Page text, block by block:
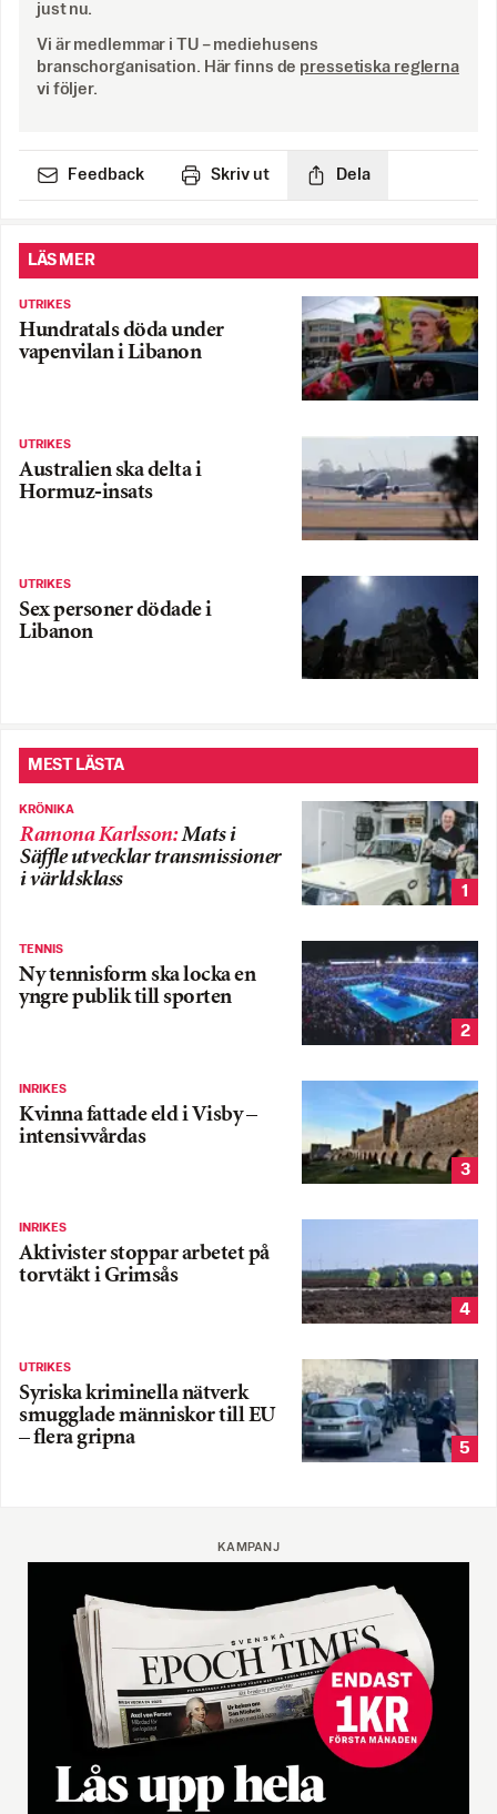
just nu.
Vi är medlemmar i TU – mediehusens
branschorganisation. Här finns de pressetiska reglerna
vi följer.
Feedback Skriv ut Dela
LÄS MER
UTRIKES
Hundratals döda under
vapenvilan i Libanon
UTRIKES
Australien ska delta i
Hormuz-insats
UTRIKES
Sex personer dödade i
Libanon
MEST LÄSTA
KRÖNIKA
Ramona Karlsson:Mats i
Säffle utvecklar transmissioner
i världsklass
1
TENNIS
Ny tennisform ska locka en
yngre publik till sporten
2
INRIKES
Kvinna fattade eld i Visby –
intensivvårdas
3
INRIKES
Aktivister stoppar arbetet på
torvtäkt i Grimsås
4
UTRIKES
Syriska kriminella nätverk
smugglade människor till EU
– flera gripna
5
KAMPANJ